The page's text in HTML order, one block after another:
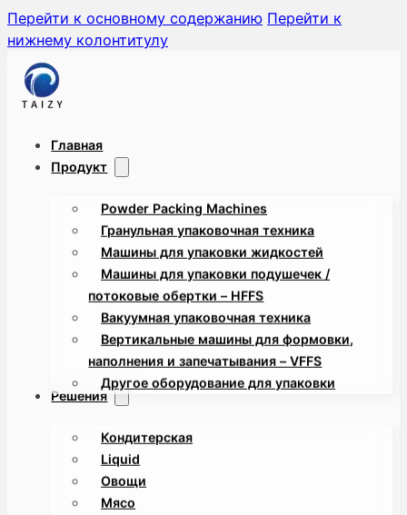
Перейти к основному содержанию Перейти к
нижнему колонтитулу
Главная
Продукт
Powder Packing Machines
Гранульная упаковочная техника
Машины для упаковки жидкостей
Машины для упаковки подушечек /
потоковые обертки – HFFS
Вакуумная упаковочная техника
Вертикальные машины для формовки,
наполнения и запечатывания – VFFS
Другое оборудование для упаковки
Решения
Кондитерская
Liquid
Овощи
Мясо